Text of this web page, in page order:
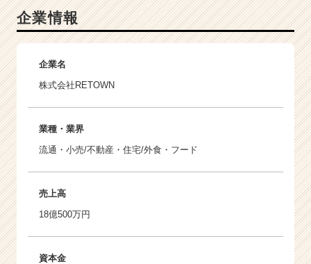
企業情報
企業名
株式会社RETOWN
業種・業界
流通・小売/不動産・住宅/外食・フード
売上高
18億500万円
資本金